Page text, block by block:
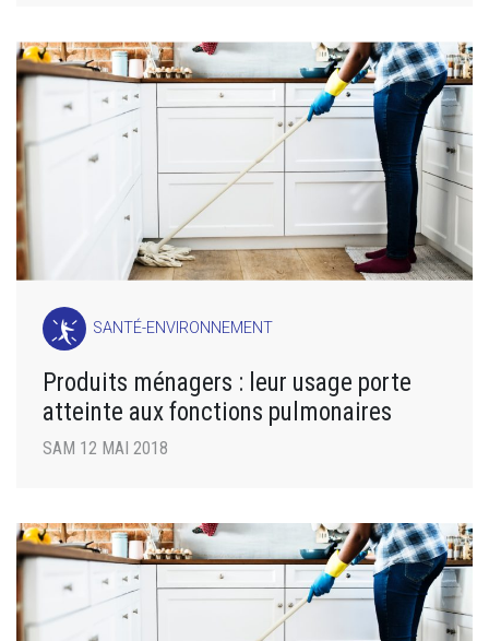
SANTÉ-ENVIRONNEMENT
Produits ménagers : leur usage porte
atteinte aux fonctions pulmonaires
SAM 12 MAI 2018